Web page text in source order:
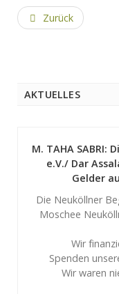
Zurück
AKTUELLES
M. TAHA SABRI:
e.V./ Dar
Gelder
Die Neuköllner
Moschee
Wir
Spenden
Wir waren